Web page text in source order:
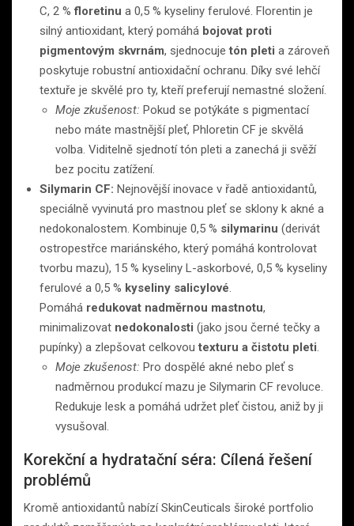
C, 2 %floretinu a 0,5 % kyseliny ferulové. Florentin je
silný antioxidant, který pomáhá bojovat proti
pigmentovým skvrnám, sjednocujetón pleti a zároveň
poskytuje robustní antioxidační ochranu. Díky své lehčí
textuře je skvělé pro ty, kteří preferují nemastné složení.
Moje zkušenost: Pokud se potýkáte s pigmentací
nebo máte mastnější pleť, Phloretin CF je skvělá
volba. Viditelně sjednotí tón pleti a zanechá ji svěží
bez pocitu zatížení.
Silymarin CF: Nejnovější inovace v řadě antioxidantů,
speciálně vyvinutá pro mastnou pleť se sklony k akné a
nedokonalostem. Kombinuje 0,5 % silymarinu (derivát
ostropestřce mariánského, který pomáhá kontrolovat
tvorbu mazu), 15 % kyseliny L-askorbové, 0,5 % kyseliny
ferulové a 0,5 % kyseliny salicylové.
Pomáhá redukovat nadměrnou mastnotu,
minimalizovat nedokonalosti (jako jsou černé tečky a
pupínky) a zlepšovat celkovoutexturu a čistotu pleti.
Moje zkušenost: Pro dospělé akné nebo pleť s
nadměrnou produkcí mazu je Silymarin CF revoluce.
Redukuje lesk a pomáhá udržet pleť čistou, aniž by ji
vysušoval.
Korekční a hydratační séra: Cílená řešení
problémů
Kromě antioxidantů nabízí SkinCeuticals široké portfolio